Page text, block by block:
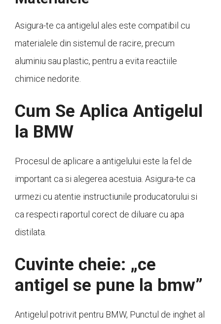
Asigura-te ca antigelul ales este compatibil cu
materialele din sistemul de racire, precum
aluminiu sau plastic, pentru a evita reactiile
chimice nedorite.
Cum Se Aplica Antigelul
la BMW
Procesul de aplicare a antigelului este la fel de
important ca si alegerea acestuia. Asigura-te ca
urmezi cu atentie instructiunile producatorului si
ca respecti raportul corect de diluare cu apa
distilata.
Cuvinte cheie: „ce
antigel se pune la bmw”
Antigelul potrivit pentru BMW, Punctul de inghet al